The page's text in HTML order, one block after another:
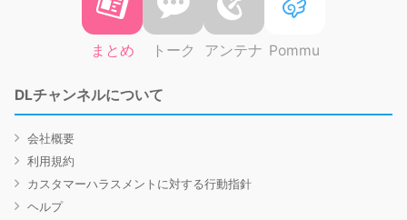
まとめ トーク アンテナ Pommu
DLチャンネルについて
会社概要
利用規約
カスタマーハラスメントに対する行動指針
ヘルプ